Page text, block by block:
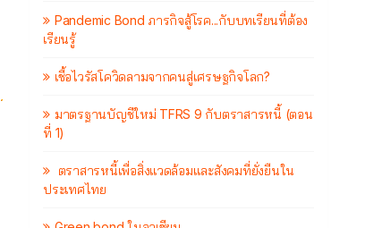
Pandemic Bond ภารกิจสู้โรค...กับบทเรียนที่ต้อง
เรียนรู้
เชื้อไวรัสโควิดลามจากคนสู่เศรษฐกิจโลก?
มาตรฐานบัญชีใหม่ TFRS 9 กับตราสารหนี้ (ตอน
ที่ 1)
ตราสารหนี้เพื่อสิ่งแวดล้อมและสังคมที่ยั่งยืนใน
ประเทศไทย